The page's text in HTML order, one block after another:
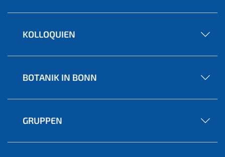
KOLLOQUIEN
BOTANIK IN BONN
GRUPPEN